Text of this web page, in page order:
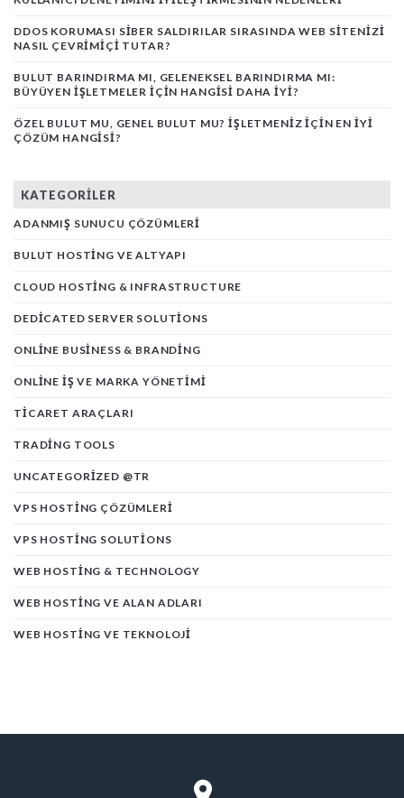
DDOS KORUMASI SIBER SALDIRILAR SIRASINDA WEB SITENIZI
NASIL ÇEVRIMIÇI TUTAR?
BULUT BARINDIRMA MI, GELENEKSEL BARINDIRMA MI:
BÜYÜYEN İŞLETMELER İÇIN HANGISI DAHA İYI?
ÖZEL BULUT MU, GENEL BULUT MU? İŞLETMENIZ İÇIN EN İYI
ÇÖZÜM HANGISI?
KATEGORILER
ADANMIŞ SUNUCU ÇÖZÜMLERI
BULUT HOSTING VE ALTYAPI
CLOUD HOSTING & INFRASTRUCTURE
DEDICATED SERVER SOLUTIONS
ONLINE BUSINESS & BRANDING
ONLINE İŞ VE MARKA YÖNETIMI
TICARET ARAÇLARI
TRADING TOOLS
UNCATEGORIZED @TR
VPS HOSTING ÇÖZÜMLERI
VPS HOSTING SOLUTIONS
WEB HOSTING & TECHNOLOGY
WEB HOSTING VE ALAN ADLARI
WEB HOSTING VE TEKNOLOJI